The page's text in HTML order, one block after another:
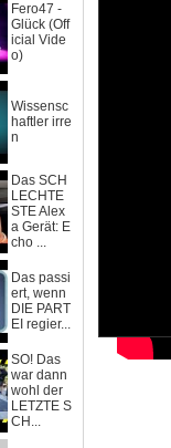
Fero47 -
Glück (Off
icial Vide
o)
Wissensc
haftler irre
n
Das SCH
LECHTE
STE Alex
a Gerät: E
cho ...
Das passi
ert, wenn
DIE PART
EI regier...
SO! Das
war dann
wohl der
LETZTE S
CH...